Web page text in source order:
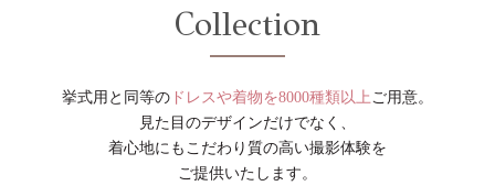
Collection
挙式用と同等の ドレスや着物を8000種類以上 ご用意。
見た目のデザインだけでなく、
着心地にもこだわり質の高い撮影体験を
ご提供いたします。